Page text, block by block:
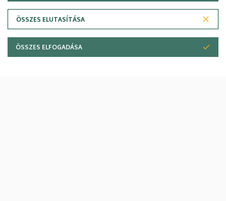
ÖSSZES ELUTASÍTÁSA
ÖSSZES ELFOGADÁSA